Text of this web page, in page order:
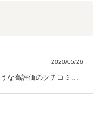
2020/05/26
な高評価のクチコミを
手伝いさせて頂ければ